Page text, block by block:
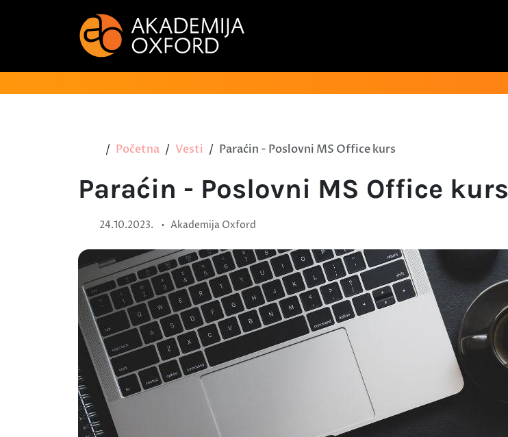
Početna Vesti Paraćin - Poslovni MS Office kurs
Paraćin - Poslovni MS Office kurs
24.10.2023. • Akademija Oxford